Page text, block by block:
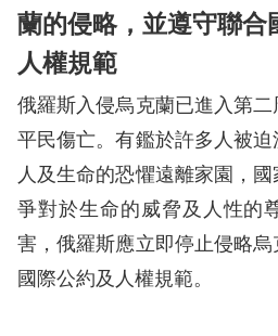
關
於
本
會
最
新
消
息
蘭的侵略，並遵守聯合
人權規範
俄羅斯入侵烏克蘭已進入第
平民傷亡。有鑑於許多人被
人及生命的恐懼遠離家園，
爭對於生命的威脅及人性的
害，俄羅斯應立即停止侵略
國際公約及人權規範。